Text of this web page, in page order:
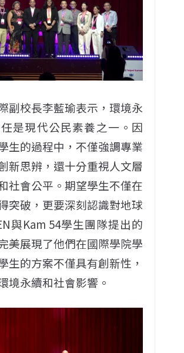
副校長李藍瑜表示，環境永
是現代公民素養之一。因
生的過程中，不僅強調專業
新思辨，還十分重視人文層
社會公平。期望學生不僅在
突破，更要深刻認識對地球
與Kam 54學生團隊提出的
美展現了他們在國際學院學
生的方案不僅具有創新性，
境永續和社會影響。